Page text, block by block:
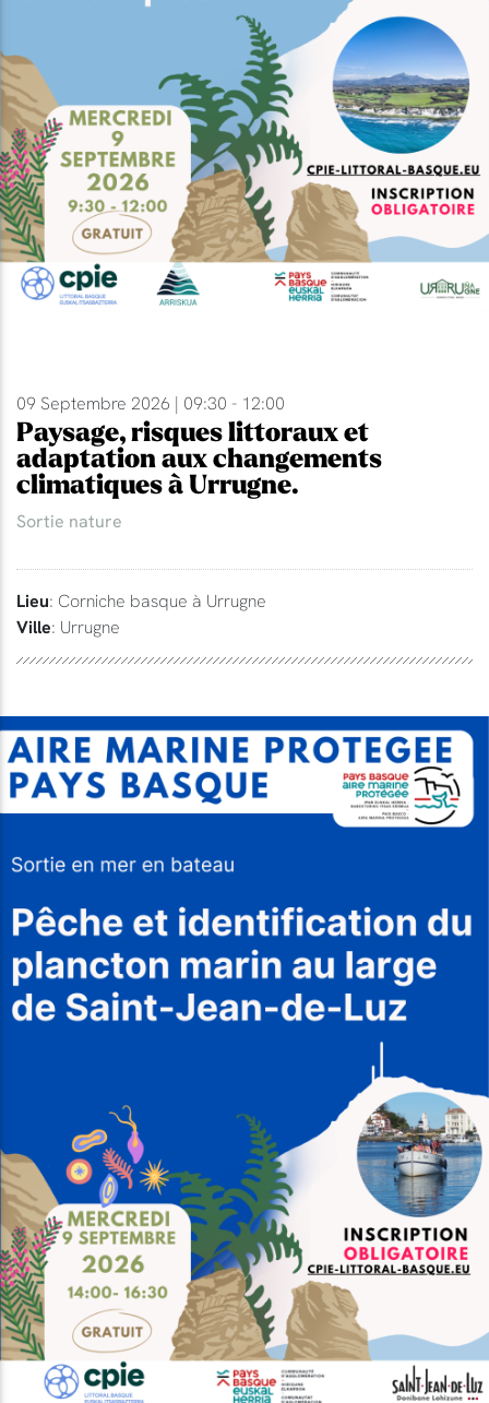
09 Septembre 2026 | 09:30 - 12:00
Paysage, risques littoraux et
adaptation aux changements
climatiques à Urrugne.
Sortie nature
Lieu: Corniche basque à Urrugne
Ville: Urrugne